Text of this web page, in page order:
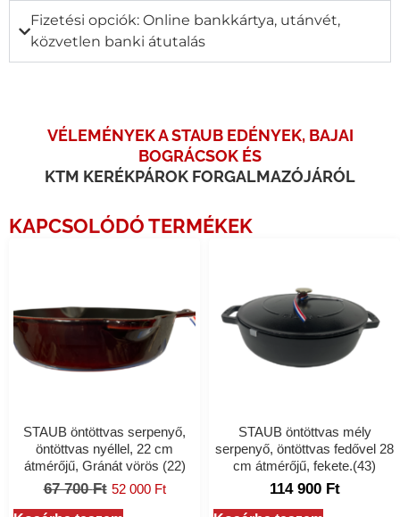
Fizetési opciók: Online bankkártya, utánvét,
közvetlen banki átutalás
VÉLEMÉNYEK A STAUB EDÉNYEK, BAJAI
BOGRÁCSOK ÉS
KTM KERÉKPÁROK FORGALMAZÓJÁRÓL
KAPCSOLÓDÓ TERMÉKEK
STAUB öntöttvas serpenyő,
öntöttvas nyéllel, 22 cm
átmérőjű, Gránát vörös (22)
67 700Ft 52 000 Ft
STAUB öntöttvas mély
serpenyő, öntöttvas fedővel 28
cm átmérőjű, fekete.(43)
114 900 Ft